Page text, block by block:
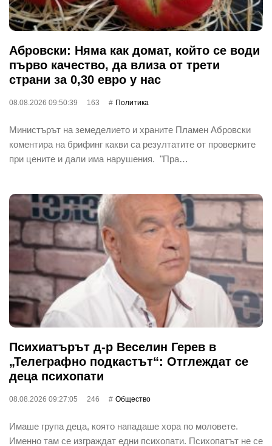
Абровски: Няма как домат, който се води
първо качество, да влиза от трети
страни за 0,30 евро у нас
08.08.2026 09:50:39 163 Политика
Министърът на земеделието и храните Пламен Абровски
коментира на брифинг какви са резултатите от проверките
при цените и дали има нарушения. "Пра…
Психиатърът д-р Веселин Герев в
„Телеграфно подкастът“: Отглеждат се
деца психопати
08.08.2026 09:27:05 246 Общество
Имаше група деца, която нападаше хора по моловете.
Именно там се изграждат едни психопати. Психопатът не се